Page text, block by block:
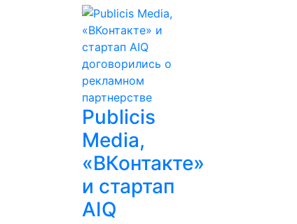
Publicis
Media,
«ВКонтакте»
и стартап
AIQ